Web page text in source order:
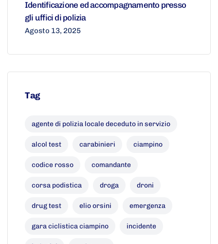
Identificazione ed accompagnamento presso
gli uffici di polizia
Agosto 13, 2025
Tag
agente di polizia locale deceduto in servizio
alcol test carabinieri ciampino
codice rosso comandante
corsa podistica droga droni
drug test elio orsini emergenza
gara ciclistica ciampino incidente